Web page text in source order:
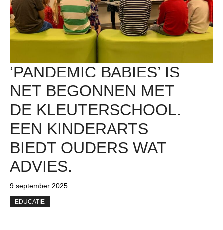
‘PANDEMIC BABIES’ IS
NET BEGONNEN MET
DE KLEUTERSCHOOL.
EEN KINDERARTS
BIEDT OUDERS WAT
ADVIES.
9 september 2025
EDUCATIE